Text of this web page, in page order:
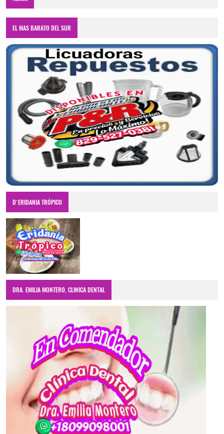
EL MAS BARATO DEL SUR
D´ERIDANIA TRÓPICO
DRA. EMILIA MONTERO, CLINICA DENTAL